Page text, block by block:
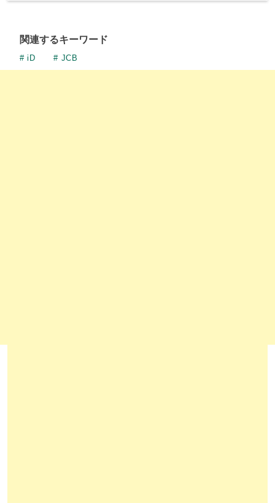
関連するキーワード
iD JCB